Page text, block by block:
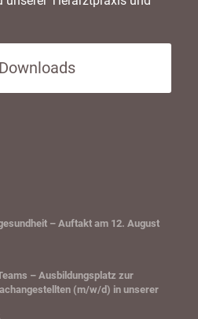
– Auftakt am 12. August
– Ausbildungsplatz zur
(m/w/d) in unserer